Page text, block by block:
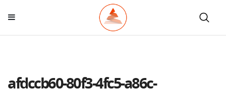
afdccb60-80f3-4fc5-a86c-